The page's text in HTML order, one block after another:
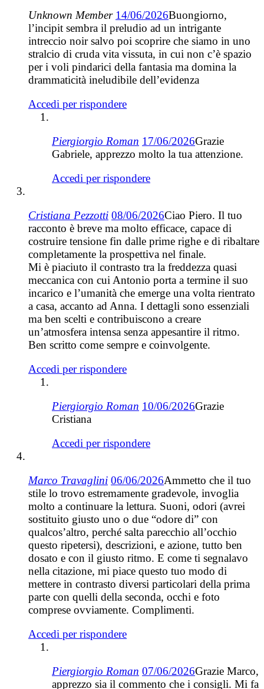
Unknown Member 14/06/2026Buongiorno,
l’incipit sembra il preludio ad un intrigante
intreccio noir salvo poi scoprire che siamo in uno
stralcio di cruda vita vissuta, in cui non c’è spazio
per i voli pindarici della fantasia ma domina la
drammaticità ineludibile dell’evidenza
Accedi per rispondere
Piergiorgio Roman 17/06/2026Grazie
Gabriele, apprezzo molto la tua attenzione.
Accedi per rispondere
Cristiana Pezzotti 08/06/2026Ciao Piero. Il tuo
racconto è breve ma molto efficace, capace di
costruire tensione fin dalle prime righe e di ribaltare
completamente la prospettiva nel finale.
Mi è piaciuto il contrasto tra la freddezza quasi
meccanica con cui Antonio porta a termine il suo
incarico e l’umanità che emerge una volta rientrato
a casa, accanto ad Anna. I dettagli sono essenziali
ma ben scelti e contribuiscono a creare
un’atmosfera intensa senza appesantire il ritmo.
Ben scritto come sempre e coinvolgente.
Accedi per rispondere
Piergiorgio Roman 10/06/2026Grazie
Cristiana
Accedi per rispondere
Marco Travaglini 06/06/2026Ammetto che il tuo
stile lo trovo estremamente gradevole, invoglia
molto a continuare la lettura. Suoni, odori (avrei
sostituito giusto uno o due “odore di” con
qualcos’altro, perché salta parecchio all’occhio
questo ripetersi), descrizioni, e azione, tutto ben
dosato e con il giusto ritmo. E come ti segnalavo
nella citazione, mi piace questo tuo modo di
mettere in contrasto diversi particolari della prima
parte con quelli della seconda, occhi e foto
comprese ovviamente. Complimenti.
Accedi per rispondere
Piergiorgio Roman 07/06/2026Grazie Marco,
apprezzo sia il commento che i consigli. Mi fa